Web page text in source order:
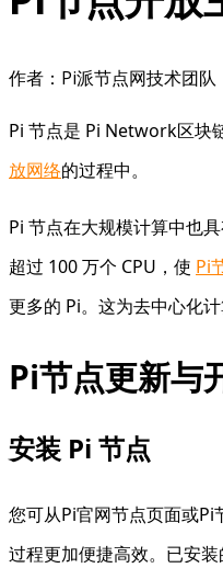
作者：Pi派节点网技术团队
Pi 节点是 Pi Network区块
放网络的过程中。
Pi 节点在大规模计算中也
超过 100 万个 CPU，使 Pi
更多的 Pi。这为去中心化
Pi节点更新与
安装 Pi 节点
您可从Pi官网节点页面或Pi
过程更加便捷高效。已安